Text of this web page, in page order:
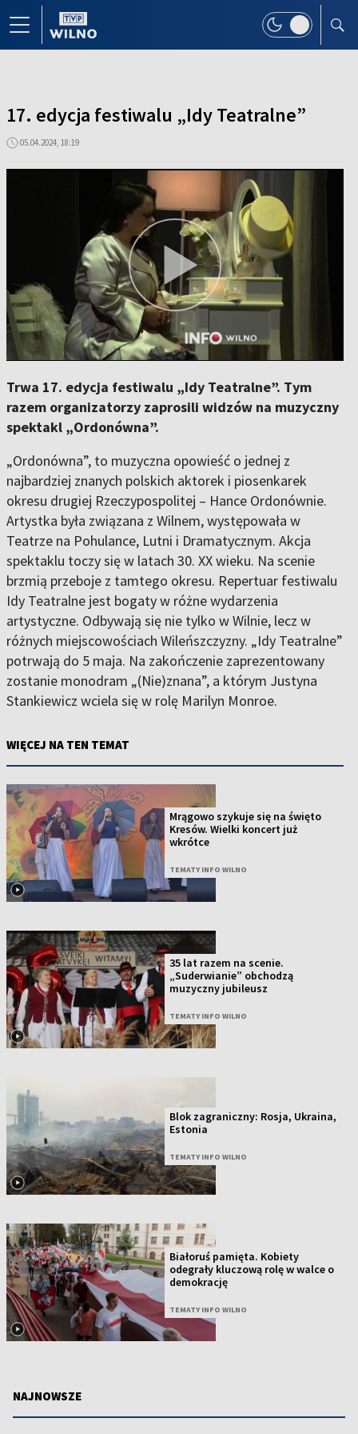
17. edycja festiwalu „Idy Teatralne”
05.04.2024, 18:19
Trwa 17. edycja festiwalu „Idy Teatralne”. Tym
razem organizatorzy zaprosili widzów na muzyczny
spektakl „Ordonówna”.
„Ordonówna”, to muzyczna opowieść o jednej z
najbardziej znanych polskich aktorek i piosenkarek
okresu drugiej Rzeczypospolitej – Hance Ordonównie.
Artystka była związana z Wilnem, występowała w
Teatrze na Pohulance, Lutni i Dramatycznym. Akcja
spektaklu toczy się w latach 30. XX wieku. Na scenie
brzmią przeboje z tamtego okresu. Repertuar festiwalu
Idy Teatralne jest bogaty w różne wydarzenia
artystyczne. Odbywają się nie tylko w Wilnie, lecz w
różnych miejscowościach Wileńszczyzny. „Idy Teatralne”
potrwają do 5 maja. Na zakończenie zaprezentowany
zostanie monodram „(Nie)znana”, a którym Justyna
Stankiewicz wciela się w rolę Marilyn Monroe.
WIĘCEJ NA TEN TEMAT
Mrągowo szykuje się na święto
Kresów. Wielki koncert już
wkrótce
TEMATY INFO WILNO
35 lat razem na scenie.
„Suderwianie” obchodzą
muzyczny jubileusz
TEMATY INFO WILNO
Blok zagraniczny: Rosja, Ukraina,
Estonia
TEMATY INFO WILNO
Białoruś pamięta. Kobiety
odegrały kluczową rolę w walce o
demokrację
TEMATY INFO WILNO
NAJNOWSZE